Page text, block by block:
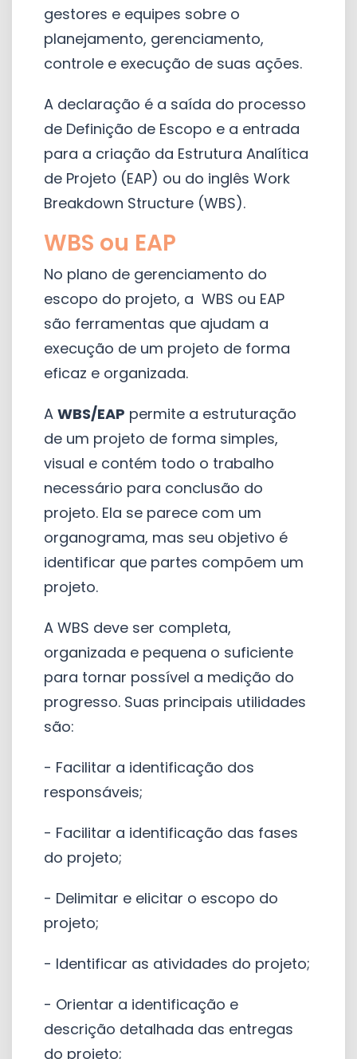
gestores e equipes sobre o
planejamento, gerenciamento,
controle e execução de suas ações.
A declaração é a saída do processo
de Definição de Escopo e a entrada
para a criação da Estrutura Analítica
de Projeto (EAP) ou do inglês Work
Breakdown Structure (WBS).
WBS ou EAP
No plano de gerenciamento do
escopo do projeto, a WBS ou EAP
são ferramentas que ajudam a
execução de um projeto de forma
eficaz e organizada.
A WBS/EAP permite a estruturação
de um projeto de forma simples,
visual e contém todo o trabalho
necessário para conclusão do
projeto. Ela se parece com um
organograma, mas seu objetivo é
identificar que partes compõem um
projeto.
A WBS deve ser completa,
organizada e pequena o suficiente
para tornar possível a medição do
progresso. Suas principais utilidades
são:
- Facilitar a identificação dos
responsáveis;
- Facilitar a identificação das fases
do projeto;
- Delimitar e elicitar o escopo do
projeto;
- Identificar as atividades do projeto;
- Orientar a identificação e
descrição detalhada das entregas
do projeto;